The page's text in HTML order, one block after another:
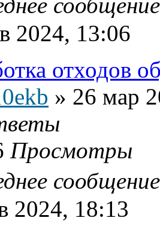
2024, 13:06
отходов
» 26 мар
Просмотры
2024, 18:13